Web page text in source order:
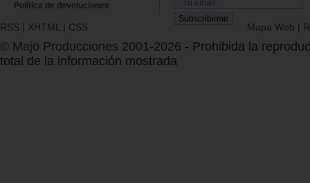
Política de devoluciones
RSS | XHTML | CSS Mapa Web |
© Majo Producciones 2001-2026 - Prohibida la
total de la información mostrada